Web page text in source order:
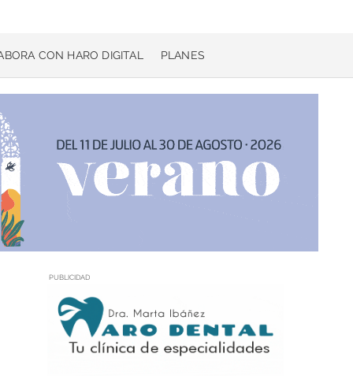
CON HARO DIGITAL PLANES
PUBLICIDAD